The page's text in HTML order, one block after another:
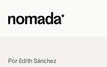
Por Edith Sánchez